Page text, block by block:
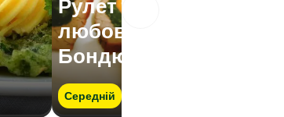
Рулет телячий "З
любов'ю до
Бондюель"
Середній